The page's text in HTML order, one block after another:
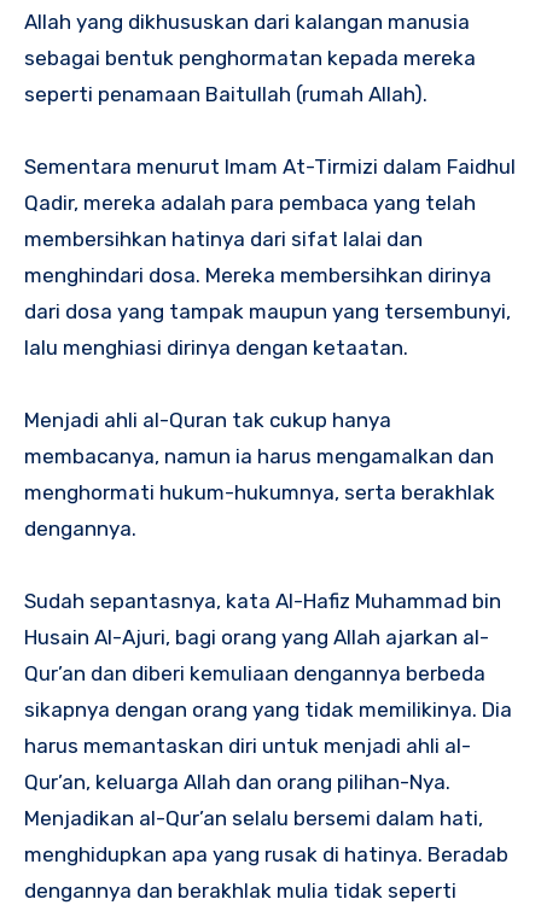
Allah yang dikhususkan dari kalangan manusia
sebagai bentuk penghormatan kepada mereka
seperti penamaan Baitullah (rumah Allah).
Sementara menurut Imam At-Tirmizi dalam Faidhul
Qadir, mereka adalah para pembaca yang telah
membersihkan hatinya dari sifat lalai dan
menghindari dosa. Mereka membersihkan dirinya
dari dosa yang tampak maupun yang tersembunyi,
lalu menghiasi dirinya dengan ketaatan.
Menjadi ahli al-Quran tak cukup hanya
membacanya, namun ia harus mengamalkan dan
menghormati hukum-hukumnya, serta berakhlak
dengannya.
Sudah sepantasnya, kata Al-Hafiz Muhammad bin
Husain Al-Ajuri, bagi orang yang Allah ajarkan al-
Qur’an dan diberi kemuliaan dengannya berbeda
sikapnya dengan orang yang tidak memilikinya. Dia
harus memantaskan diri untuk menjadi ahli al-
Qur’an, keluarga Allah dan orang pilihan-Nya.
Menjadikan al-Qur’an selalu bersemi dalam hati,
menghidupkan apa yang rusak di hatinya. Beradab
dengannya dan berakhlak mulia tidak seperti